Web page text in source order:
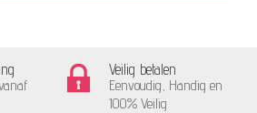
Veilig betalen
Eenvoudig, Handig en
100% Veilig